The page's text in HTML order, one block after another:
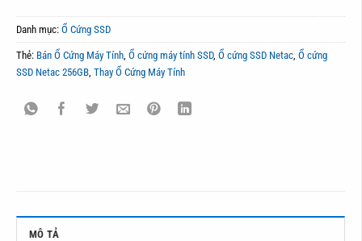
Danh mục: Ổ Cứng SSD
Thẻ: Bán Ổ Cứng Máy Tính Ổ cứng máy tính SSD, Ổ cứng SSD Netac Ổ cứng
SSD Netac 256GB Thay Ổ Cứng Máy Tính
MÔ TẢ